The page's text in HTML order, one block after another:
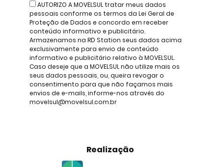
AUTORIZO A MOVELSUL tratar meus dados
pessoais conforme os termos da Lei Geral de
Proteção de Dados e concordo em receber
conteúdo informativo e publicitário.
Armazenamos na RD Station seus dados acima
exclusivamente para envio de conteúdo
informativo e publicitário relativo à MOVELSUL.
Caso deseje que a MOVELSUL não utilize mais os
seus dados pessoais, ou, queira revogar o
consentimento para que não façamos mais
envios de e-mails, informe-nos através do
movelsul@movelsul.com.br
Realização